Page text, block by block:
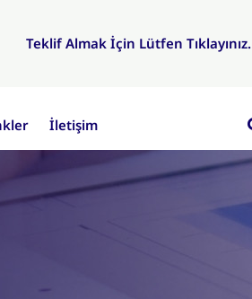
Teklif Almak İçin Lütfen Tıklayınız.
İletişim